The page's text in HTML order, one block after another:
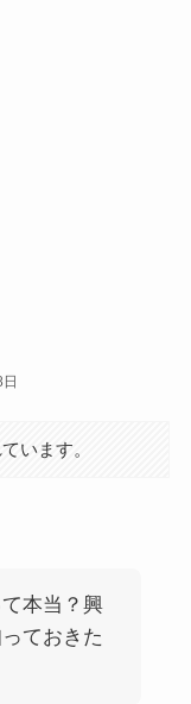
います。
本当？興
ておきた